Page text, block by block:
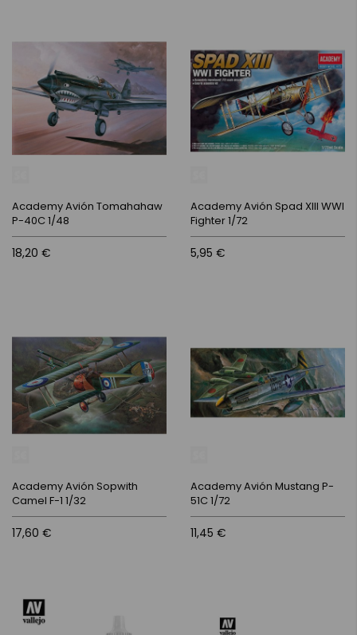
Academy Avión Tomahahaw
P-40C 1/48
18,20 €
Academy Avión Spad XIII WWI
Fighter 1/72
5,95 €
Academy Avión Sopwith
Camel F-1 1/32
17,60 €
Academy Avión Mustang P-
51C 1/72
11,45 €